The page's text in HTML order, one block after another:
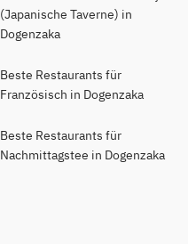
(Japanische Taverne) in
Dogenzaka
Beste Restaurants für
Französisch in Dogenzaka
Beste Restaurants für
Nachmittagstee in Dogenzaka